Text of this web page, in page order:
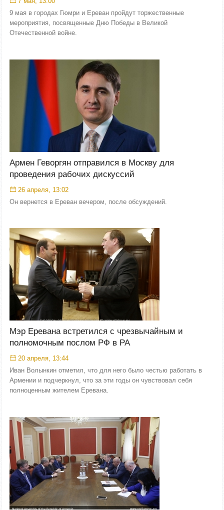
9 мая в городах Гюмри и Ереван пройдут торжественные
мероприятия, посвященные Дню Победы в Великой
Отечественной войне.
Армен Геворгян отправился в Москву для
проведения рабочих дискуссий
26 апреля, 13:02
Он вернется в Ереван вечером, после обсуждений.
Мэр Еревана встретился с чрезвычайным и
полномочным послом РФ в РА
20 апреля, 13:44
Иван Волынкин отметил, что для него было честью работать в
Армении и подчеркнул, что за эти годы он чувствовал себя
полноценным жителем Еревана.